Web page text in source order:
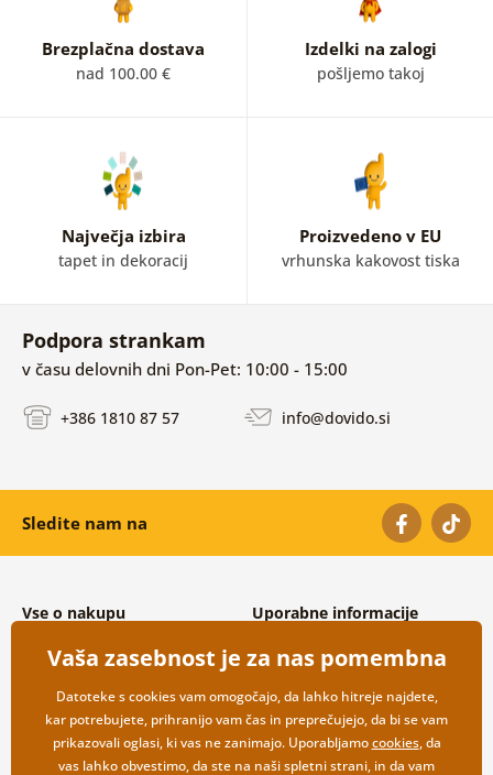
Brezplačna dostava
nad 100.00 €
Izdelki na zalogi
pošljemo takoj
Največja izbira
tapet in dekoracij
Proizvedeno v EU
vrhunska kakovost tiska
Podpora strankam
v času delovnih dni Pon-Pet: 10:00 - 15:00
+386 1810 87 57 info@dovido.si
Sledite nam na
Vse o nakupu
Splošni in reklamacijski pogoji
Varovanje osebnih podatkov
Možnosti dostave in plačila
Vračilo blaga
Uporabne informacije
Pogosto zastavljena vprašanja
Kontakti
Veleprodaja
Vaša zasebnost je za nas pomembna
Datoteke s cookies vam omogočajo, da lahko hitreje najdete,
kar potrebujete, prihranijo vam čas in preprečujejo, da bi se vam
prikazovali oglasi, ki vas ne zanimajo. Uporabljamocookies, da
vas lahko obvestimo, da ste na naši spletni strani, in da vam